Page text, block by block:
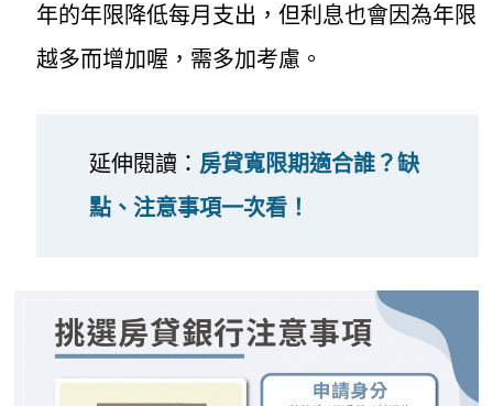
年的年限降低每月支出，但利息也會因為年限
越多而增加喔，需多加考慮。
延伸閱讀： 房貸寬限期適合誰？缺
點、注意事項一次看！